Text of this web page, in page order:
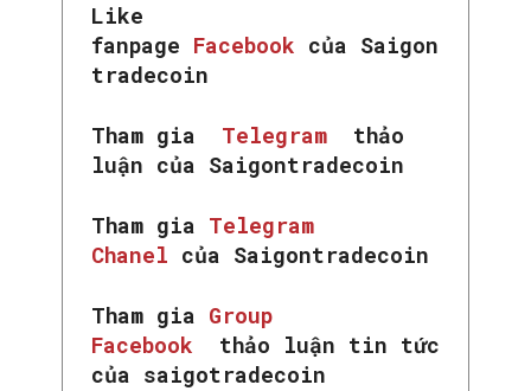
Like
fanpage Facebook của Saigon
tradecoin
Tham gia Telegram
thảo
luận của Saigontradecoin
Tham gia Telegram
Chanel của Saigontradecoin
Tham gia Group
Facebook
thảo luận tin tức
của saigotradecoin